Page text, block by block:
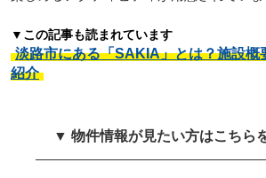
▼この記事も読まれています
淡路市にある「SAKIA」とは？施設概
紹介
▼ 物件情報が見たい方はこちら